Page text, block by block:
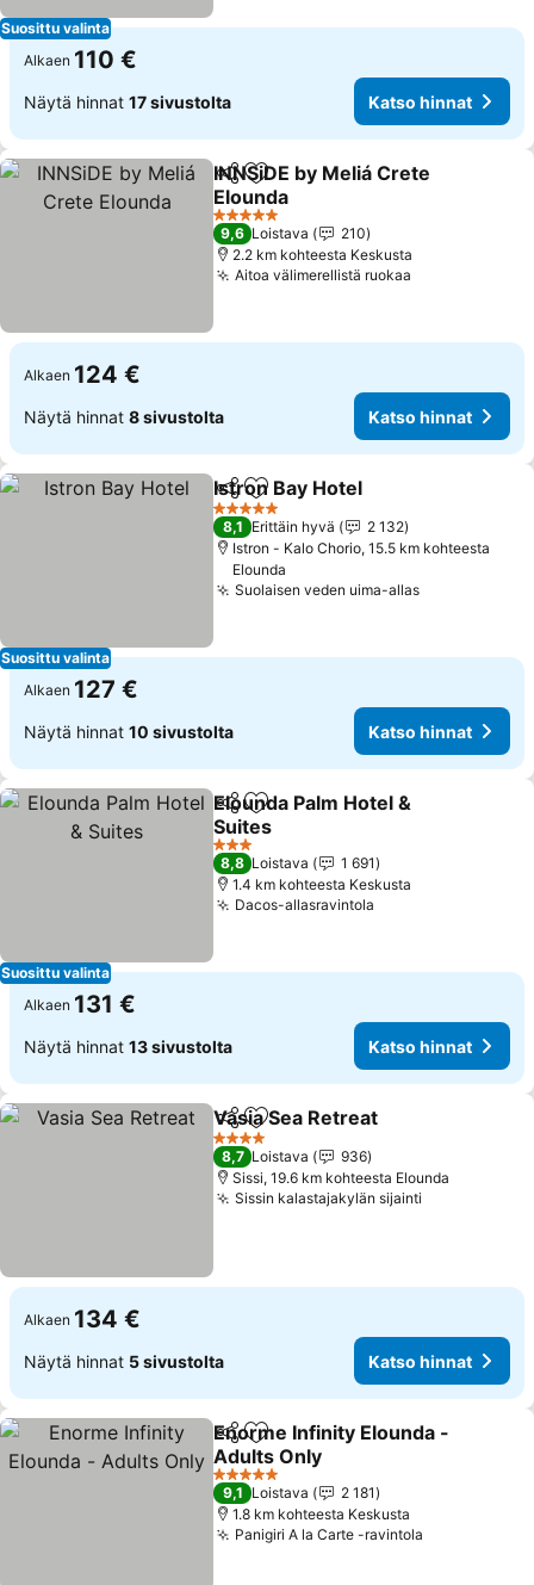
Suosittu valinta
Alkaen 110 €
Näytä hinnat 17 sivustolta Katso hinnat
Jaa Lisää suosikkeihin
INNSiDE by Meliá Crete
Elounda
5 Tähtiluokitus
9,6 Loistava
210
2.2 km kohteesta Keskusta
Aitoa välimerellistä ruokaa
Alkaen 124 €
Näytä hinnat 8 sivustolta Katso hinnat
Suosittu valinta
Jaa Lisää suosikkeihin
Istron Bay Hotel
5 Tähtiluokitus
8,1 Erittäin hyvä
2 132
Istron - Kalo Chorio, 15.5 km kohteesta
Elounda
Suolaisen veden uima-allas
Alkaen 127 €
Näytä hinnat 10 sivustolta Katso hinnat
Suosittu valinta
Jaa Lisää suosikkeihin
Elounda Palm Hotel &
Suites
3 Tähtiluokitus
8,8 Loistava
1 691
1.4 km kohteesta Keskusta
Dacos-allasravintola
Alkaen 131 €
Näytä hinnat 13 sivustolta Katso hinnat
Jaa Lisää suosikkeihin
Vasia Sea Retreat
4 Tähtiluokitus
8,7 Loistava
936
Sissi, 19.6 km kohteesta Elounda
Sissin kalastajakylän sijainti
Alkaen 134 €
Näytä hinnat 5 sivustolta Katso hinnat
Jaa Lisää suosikkeihin
Enorme Infinity Elounda -
Adults Only
5 Tähtiluokitus
9,1 Loistava
2 181
1.8 km kohteesta Keskusta
Panigiri A la Carte -ravintola